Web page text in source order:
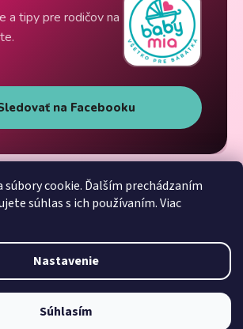
súbory cookie. Ďalším prechádzaním
súhlas s ich používaním. Viac
Nastavenie
Súhlasím
a tipy pre rodičov na
na Facebooku
Vytvoril Shoptet